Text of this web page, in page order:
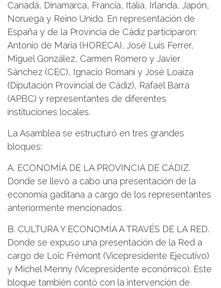
Canadá, Dinamarca, Francia, Italia, Irlanda, Japón,
Noruega y Reino Unido. En representación de
España y de la Provincia de Cádiz participaron:
Antonio de Maria (HORECA), José Luis Ferrer,
Miguel González, Carmen Romero y Javier
Sánchez (CEC), Ignacio Romani y José Loaiza
(Diputación Provincial de Cádiz), Rafael Barra
(APBC) y representantes de diferentes
instituciones locales.
La Asamblea se estructuró en tres grandes
bloques:
A. ECONOMÍA DE LA PROVINCIA DE CÁDIZ.
Donde se llevó a cabo una presentación de la
economía gaditana a cargo de los representantes
anteriormente mencionados.
B. CULTURA Y ECONOMÍA A TRAVÉS DE LA RED.
Donde se expuso una presentación de la Red a
cargo de Loïc Frémont (Vicepresidente Ejecutivo)
y Michel Menny (Vicepresidente económico). Este
bloque también contó con la intervención de